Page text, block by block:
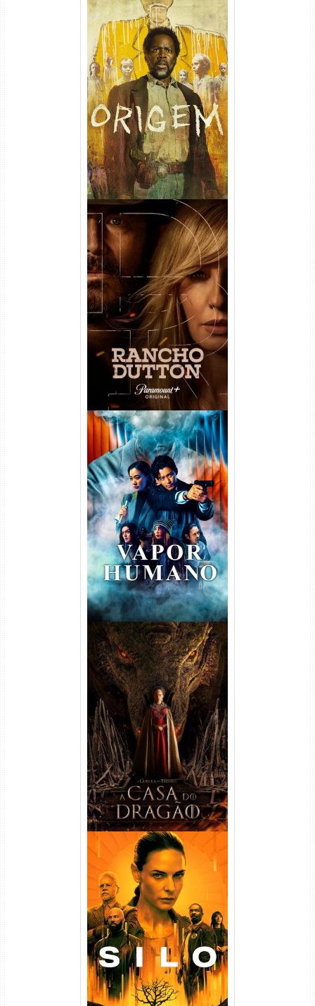
Origem 4ª Temporada Torrent
(2026) WEB-DL 1080p/4K
Dual Áudio
Rancho Dutton 1ª
Temporada Torrent (2026)
WEB-DL 1080p Dual Áudio
Vapor Humano 1ª Temporada
Torrent (2026) WEB-DL 1080p
Dual Áudio
A Casa do Dragão 1ª
Temporada Torrent (2022)
WEB-DL 720p/1080p Dual
Áudio
Silo 1ª Temporada Torrent
(2023) WEB-DL
720p/1080p/4K Dual Áudio